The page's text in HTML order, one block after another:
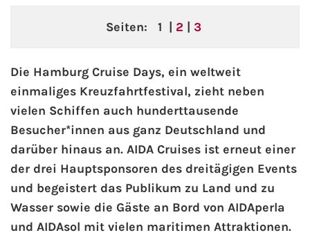
AIDA Kanaren & Madeira
AIDA Nordeuropa
AIDA Norwegen
AIDA Ostsee
AIDA Orient
Seiten: 1 | 2 | 3
Die Hamburg Cruise Days, ein weltweit
einmaliges Kreuzfahrtfestival, zieht neben
vielen Schiffen auch hunderttausende
Besucher*innen aus ganz Deutschland und
darüber hinaus an. AIDA Cruises ist erneut einer
der drei Hauptsponsoren des dreitägigen Events
und begeistert das Publikum zu Land und zu
Wasser sowie die Gäste an Bord von AIDAperla
und AIDAsol mit vielen maritimen Attraktionen.